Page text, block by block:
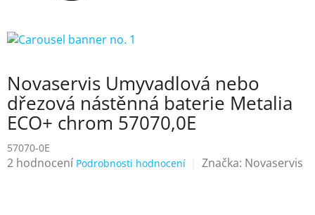
Novaservis Umyvadlová nebo
dřezová nástěnná baterie Metalia
ECO+ chrom 57070,0E
57070-0E
Průměrné
2 hodnocení Podrobnosti hodnocení Značka: Novaservis